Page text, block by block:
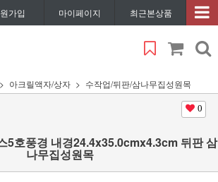
가입 마이페이지 최근본상품
아크릴액자/상자 수작업/뒤판/삼나무집성원목
0
5호풍경 내경24.4x35.0cmx4.3cm 뒤판 삼
나무집성원목